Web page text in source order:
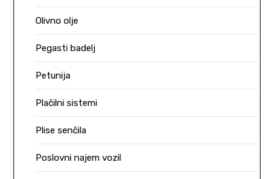
Olivno olje
Pegasti badelj
Petunija
Plačilni sistemi
Plise senčila
Poslovni najem vozil